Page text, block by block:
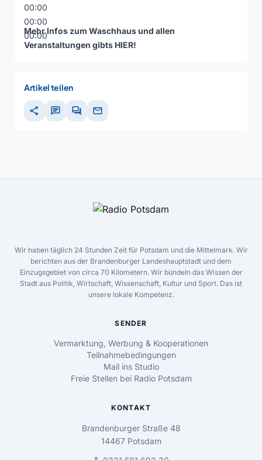
00:00
00:00
00:00
Mehr Infos zum Waschhaus und allen
Veranstaltungen gibts HIER!
Artikel teilen
share chat forum mail
Wir haben täglich 24 Stunden Zeit für Potsdam und die Mittelmark. Wir
berichten aus der Brandenburger Landeshauptstadt und dem
Einzugsgebiet von circa 70 Kilometern. Wir bündeln das Wissen der
Stadt aus Politik, Wirtschaft, Wissenschaft, Kultur und Sport. Das ist
unsere lokale Kompetenz.
SENDER
Vermarktung, Werbung & Kooperationen
Teilnahmebedingungen
Mail ins Studio
Freie Stellen bei Radio Potsdam
KONTAKT
Brandenburger Straße 48
14467 Potsdam